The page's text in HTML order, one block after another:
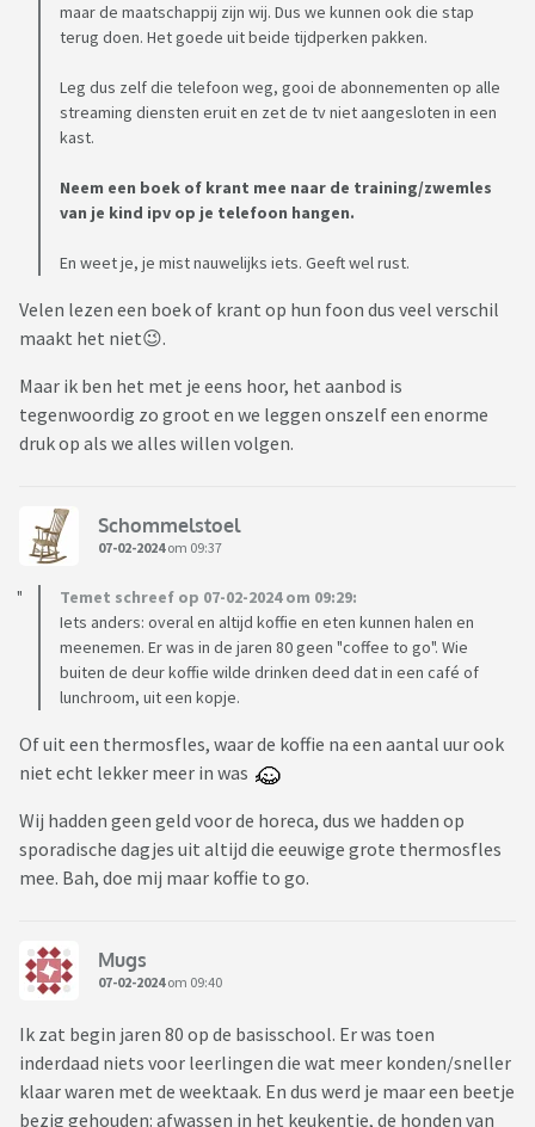
maar de maatschappij zijn wij. Dus we kunnen ook die stap
terug doen. Het goede uit beide tijdperken pakken.
Leg dus zelf die telefoon weg, gooi de abonnementen op alle
streaming diensten eruit en zet de tv niet aangesloten in een
kast.
Neem een boek of krant mee naar de training/zwemles
van je kind ipv op je telefoon hangen.
En weet je, je mist nauwelijks iets. Geeft wel rust.
Velen lezen een boek of krant op hun foon dus veel verschil
maakt het niet😉.
Maar ik ben het met je eens hoor, het aanbod is
tegenwoordig zo groot en we leggen onszelf een enorme
druk op als we alles willen volgen.
Schommelstoel
07-02-2024om 09:37
Temet schreef op 07-02-2024 om 09:29:
Iets anders: overal en altijd koffie en eten kunnen halen en
meenemen. Er was in de jaren 80 geen "coffee to go". Wie
buiten de deur koffie wilde drinken deed dat in een café of
lunchroom, uit een kopje.
Of uit een thermosfles, waar de koffie na een aantal uur ook
niet echt lekker meer in was
Wij hadden geen geld voor de horeca, dus we hadden op
sporadische dagjes uit altijd die eeuwige grote thermosfles
mee. Bah, doe mij maar koffie to go.
Mugs
07-02-2024om 09:40
Ik zat begin jaren 80 op de basisschool. Er was toen
inderdaad niets voor leerlingen die wat meer konden/sneller
klaar waren met de weektaak. En dus werd je maar een beetje
bezig gehouden: afwassen in het keukentje, de honden van